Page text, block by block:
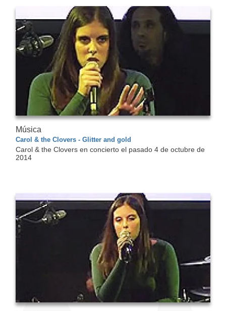
Música
Carol & the Clovers - Glitter and gold
Carol & the Clovers en concierto el pasado 4 de octubre de
2014